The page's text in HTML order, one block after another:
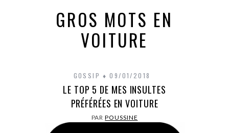
GROS MOTS EN
VOITURE
GOSSIP 09/01/2018
LE TOP 5 DE MES INSULTES
PRÉFÉRÉES EN VOITURE
PARPOUSSINE